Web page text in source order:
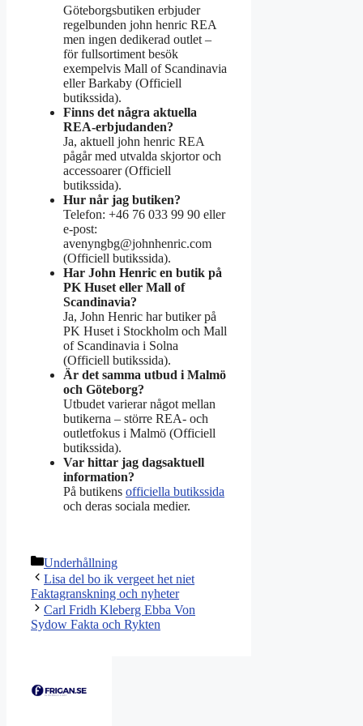
Göteborgsbutiken erbjuder
regelbunden john henric REA
men ingen dedikerad outlet –
för fullsortiment besök
exempelvis Mall of Scandinavia
eller Barkaby (Officiell
butikssida).
Finns det några aktuella
REA-erbjudanden?
Ja, aktuell john henric REA
pågår med utvalda skjortor och
accessoarer (Officiell
butikssida).
Hur når jag butiken?
Telefon: +46 76 033 99 90 eller
e-post:
avenyngbg@johnhenric.com
(Officiell butikssida).
Har John Henric en butik på
PK Huset eller Mall of
Scandinavia?
Ja, John Henric har butiker på
PK Huset i Stockholm och Mall
of Scandinavia i Solna
(Officiell butikssida).
Är det samma utbud i Malmö
och Göteborg?
Utbudet varierar något mellan
butikerna – större REA- och
outletfokus i Malmö (Officiell
butikssida).
Var hittar jag dagsaktuell
information?
På butikens officiella butikssida
och deras sociala medier.
Kategorier
Underhållning
Lisa del bo ik vergeet het niet
Faktagranskning och nyheter
Carl Fridh Kleberg Ebba Von
Sydow Fakta och Rykten